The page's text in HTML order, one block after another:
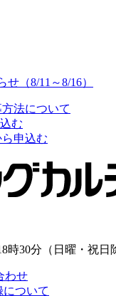
（8/11～8/16）
法について
む
申込む
時30分（日曜・祝日
わせ
について